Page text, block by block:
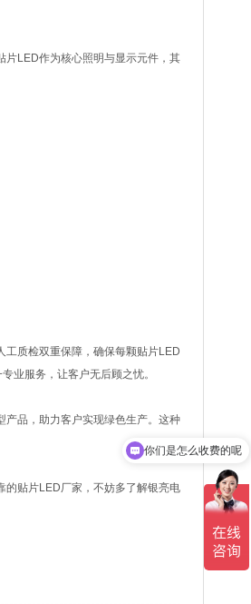
片LED作为核心照明与显示元件，其
质检双重保障，确保每颗贴片LED
业服务，让客户无后顾之忧。
品，助力客户实现绿色生产。这种
贴片LED厂家，不妨多了解银亮电
你们是怎么收费的呢
现在有优惠活动吗